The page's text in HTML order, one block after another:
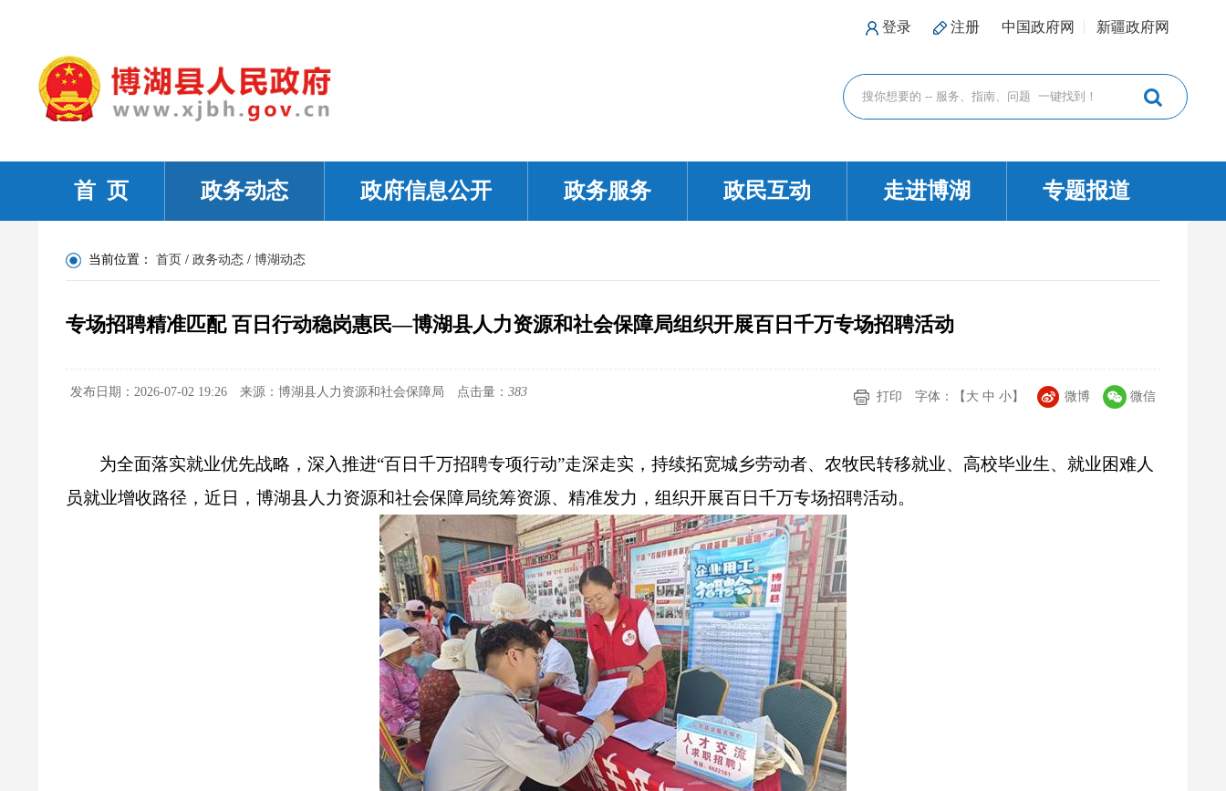
登录 注册 中国政府网 新疆政府网
首 页 政务动态 政府信息公开 政务服务 政民互动 走进博湖 专题报道
当前位置： 首页 / 政务动态 / 博湖动态
专场招聘精准匹配 百日行动稳岗惠民—博湖县人力资源和社会保障局组织开展百日千万专场招聘活动
发布日期：2026-07-02 19:26 来源：博湖县人力资源和社会保障局 点击量： 383 打印 字体：【 大 中 小 】 微博 微信
为全面落实就业优先战略，深入推进“百日千万招聘专项行动”走深走实，持续拓宽城乡劳动者、农牧民转移就业、高校毕业生、就业困难人
员就业增收路径，近日，博湖县人力资源和社会保障局统筹资源、精准发力，组织开展百日千万专场招聘活动。